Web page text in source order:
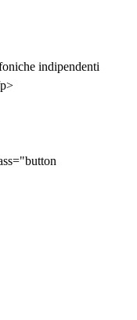
indipendenti